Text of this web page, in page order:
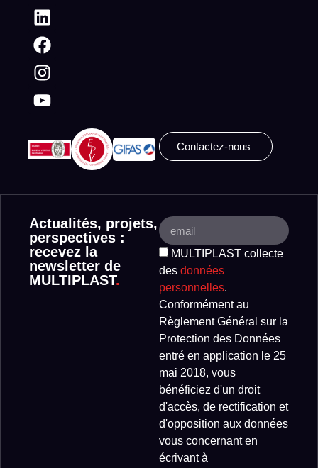
Contactez-nous
Actualités, projets,
perspectives :
recevez la
newsletter de
MULTIPLAST.
MULTIPLAST collecte
des données
personnelles.
Conformément au
Règlement Général sur la
Protection des Données
entré en application le 25
mai 2018, vous
bénéficiez d'un droit
d'accès, de rectification et
d'opposition aux données
vous concernant en
écrivant à